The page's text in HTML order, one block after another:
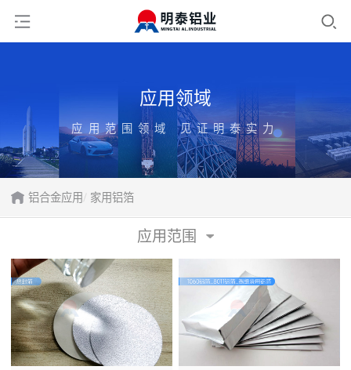
应用领域
应用范围领域 见证明泰实力
铝合金应用 家用铝箔
应用范围